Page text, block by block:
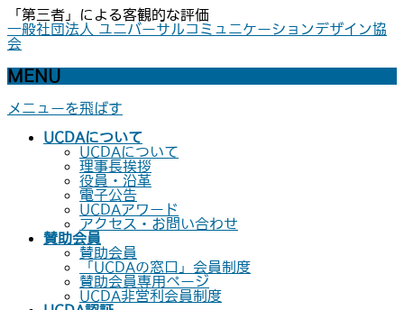
「第三者」による客観的な評価
一般社団法人 ユニバーサルコミュニケーションデザイン協
会
MENU
メニューを飛ばす
UCDAについて
UCDAについて
理事長挨拶
役員・沿革
電子公告
UCDAアワード
アクセス・お問い合わせ
賛助会員
賛助会員
「UCDAの窓口」会員制度
賛助会員専用ページ
UCDA非営利会員制度